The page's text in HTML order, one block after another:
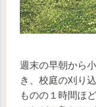
週末の早朝から
き、校庭の刈り
ものの１時間ほ